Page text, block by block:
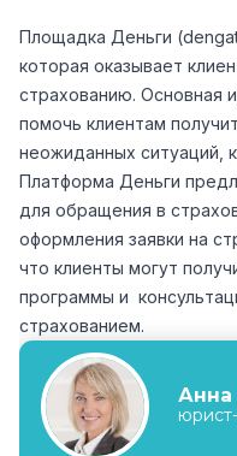
Площадка Деньги
которая оказывает
страхованию. Основная
помочь клиентам
неожиданных ситуаций,
Платформа Деньги
для обращения в
оформления заявки на
что клиенты могут
программы и
страхованием.